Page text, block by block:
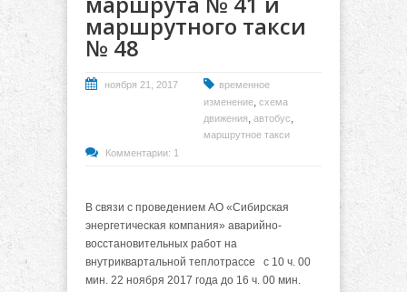
маршрутного такси
№ 48
ноября 21, 2017
временное
изменение, схема
движения, автобус,
маршрутное такси
Комментарии: 1
В связи с проведением АО «Сибирская
энергетическая компания» аварийно-
восстановительных работ на
внутриквартальной теплотрассе с 10 ч. 00
мин. 22 ноября 2017 года до 16 ч. 00 мин.